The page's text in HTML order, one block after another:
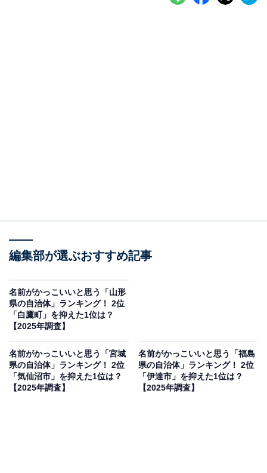
編集部が選ぶおすすめ記事
名前がかっこいいと思う「山形
県の自治体」ランキング！ 2位
「白鷹町」を抑えた1位は？
【2025年調査】
名前がかっこいいと思う「宮城
県の自治体」ランキング！ 2位
「気仙沼市」を抑えた1位は？
【2025年調査】
名前がかっこいいと思う「福島
県の自治体」ランキング！ 2位
「伊達市」を抑えた1位は？
【2025年調査】